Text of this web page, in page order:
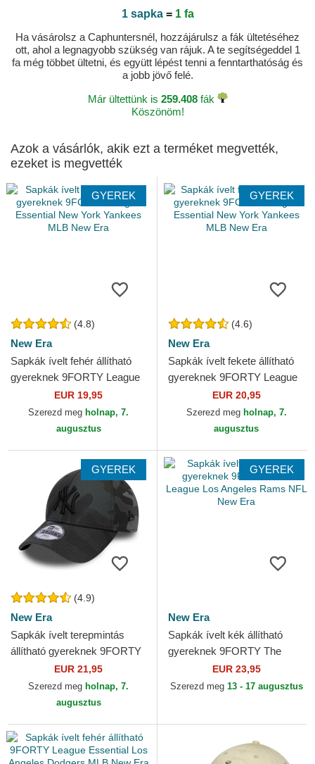
1 sapka= 1 fa
Ha vásárolsz a Caphuntersnél, hozzájárulsz a fák ültetéséhez
ott, ahol a legnagyobb szükség van rájuk. A te segítségeddel 1
fa még többet ültetni, és együtt lépést tenni a fenntarthatóság és
a jobb jövő felé.
Már ültettünk is 259.408fák
Köszönöm!
Azok a vásárlók, akik ezt a terméket megvették,
ezeket is megvették
GYEREK
(4.8)
New Era
Sapkák ívelt fehér állítható
gyereknek 9FORTY League
Essential New York Yankees
MLB New Era
EUR 19,95
Szerezd meg holnap, 7.
augusztus
GYEREK
(4.6)
New Era
Sapkák ívelt fekete állítható
gyereknek 9FORTY League
Essential New York Yankees
MLB New Era
EUR 20,95
Szerezd meg holnap, 7.
augusztus
GYEREK
(4.9)
New Era
Sapkák ívelt terepmintás
állítható gyereknek 9FORTY
League Essential New York
Yankees MLB New Era
EUR 21,95
Szerezd meg holnap, 7.
augusztus
GYEREK
New Era
Sapkák ívelt kék állítható
gyereknek 9FORTY The
League Los Angeles Rams
NFL New Era
EUR 23,95
Szerezd meg 13 - 17 augusztus